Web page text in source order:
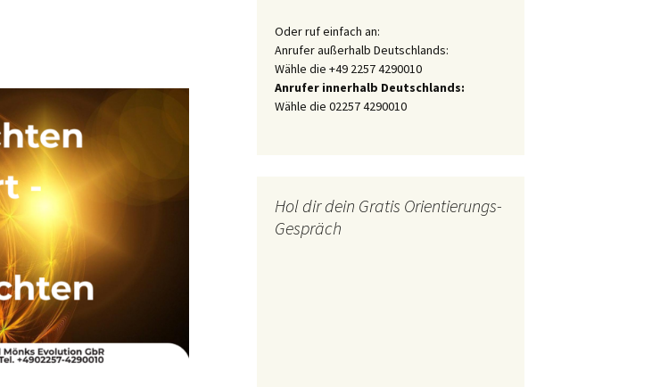
Oder ruf einfach an:
Anrufer außerhalb Deutschlands:
Wähle die +49 2257 4290010
Anrufer innerhalb Deutschlands:
Wähle die 02257 4290010
Hol dir dein Gratis Orientierungs-
Gespräch